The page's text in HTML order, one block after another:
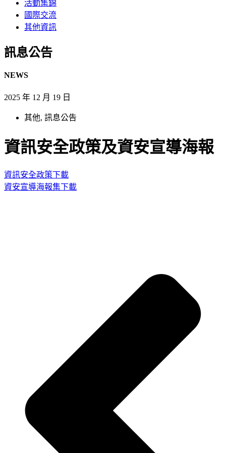
活動集錦
國際交流
其他資訊
訊息公告​
NEWS
2025 年 12 月 19 日
其他, 訊息公告
資訊安全政策及資安宣導海報
資訊安全政策下載
資安宣導海報集下載